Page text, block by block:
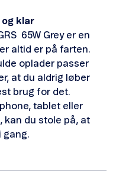
og klar
65W Grey er en
altid er på farten.
oplader passer
at du aldrig løber
brug for det.
tablet eller
kan du stole på, at
gang.